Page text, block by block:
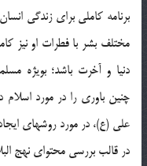
برنامه کاملي براي زندگي
مختلف بشر با فطرات او نيز
دنيا و آخرت باشد؛ بويژه
چنين باوري را در مورد
علي (ع)، در مورد روشهاي
در قالب بررسي محتواي نهج